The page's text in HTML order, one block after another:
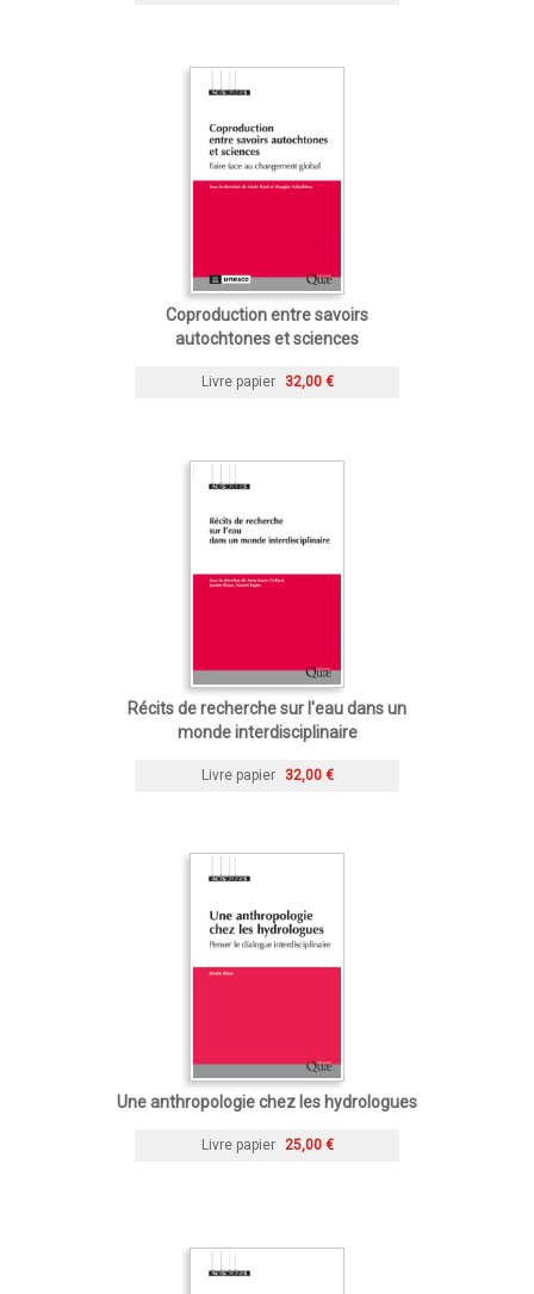
Coproduction entre savoirs
autochtones et sciences
Livre papier 32,00 €
Récits de recherche sur l'eau dans un
monde interdisciplinaire
Livre papier 32,00 €
Une anthropologie chez les hydrologues
Livre papier 25,00 €